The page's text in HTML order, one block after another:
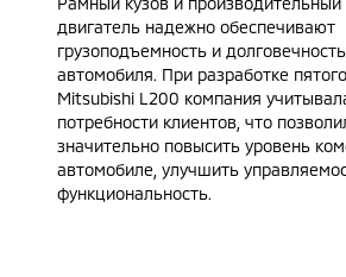
двигатель надежно обеспечивают
грузоподъемность и долговечность
автомобиля. При разработке
Mitsubishi L200 компания
потребности клиентов, что
значительно повысить уровень
автомобиле, улучшить
функциональность.